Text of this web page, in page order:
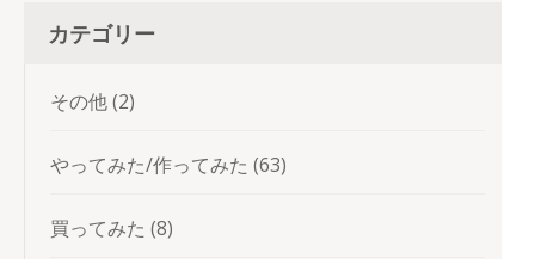
カテゴリー
その他(2)
やってみた/作ってみた (63)
買ってみた (8)